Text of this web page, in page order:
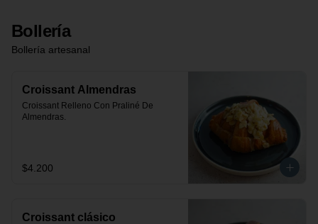
Bollería
Bollería artesanal
Croissant Almendras
Croissant Relleno Con Praliné De
Almendras.
$4.200
Croissant clásico